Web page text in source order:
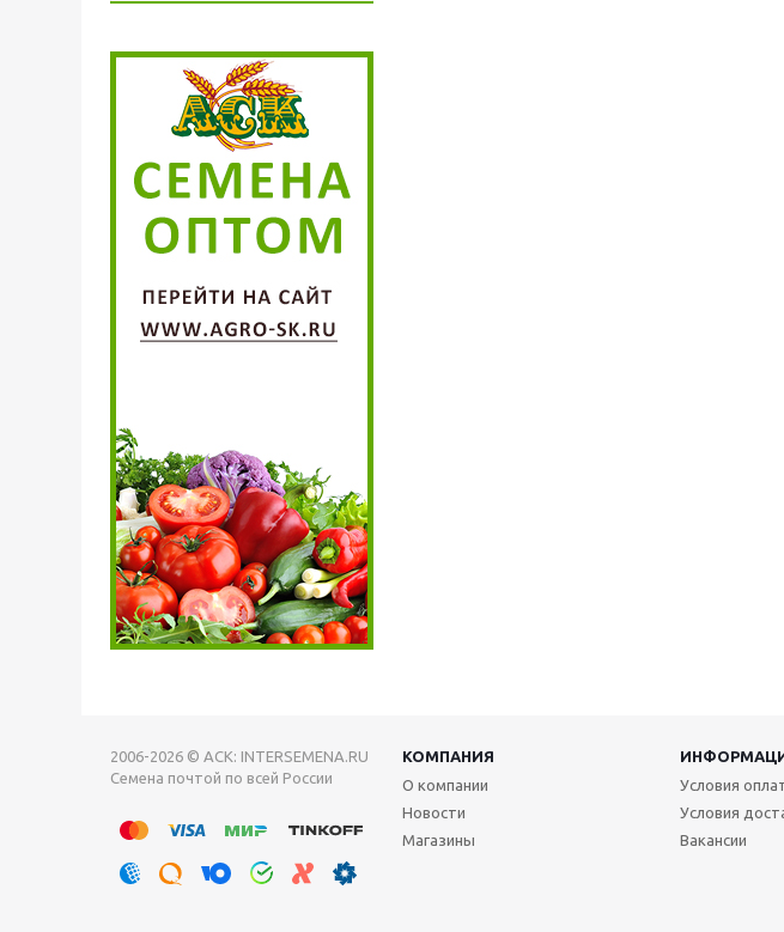
2006-2026 © АСК: INTERSEMENA.RU
Семена почтой по всей России
КОМПАНИЯ
О компании
Новости
Магазины
Условия
Условия
Вакансии